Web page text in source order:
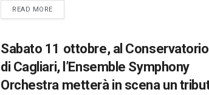
READ MOREDETAILS
Sabato 11 ottobre, al Conservatorio
di Cagliari, l’Ensemble Symphony
Orchestra metterà in scena un